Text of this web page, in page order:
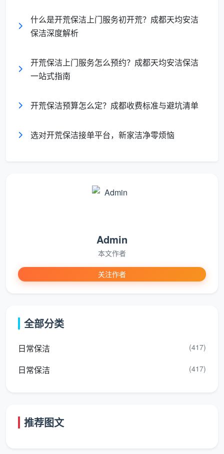
胶漆残留，最后不得不请专业团队返工。与其反复折
腾，不如一开始就把“
对比维
业性
全程标准操作
专项人员
提前锁定报价，无
售后保
有验收时间，可返
做完就走，难追责
整体体
验
成都天均安洁保洁的预约流程，和“随便打
个电话”有什么不同？
洁保洁把预约打造成一个闭环式的信息确认与风险排除
什么是开荒保洁上门服务初开荒？成都天均安洁
保洁深度解析
开荒保洁上门服务怎么预约？成都天均安洁保洁
一站式指南
开荒保洁预算怎么定？成都收费标准与避坑清单
选对开荒保洁接单平台，新家洁净零烦恼
Admin
本文作者
关注作者
全部分类
日常保洁 (417)
日常保洁 (417)
推荐图文